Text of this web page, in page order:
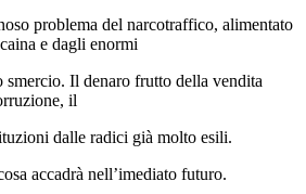
problema del narcotraffico, alimentato
e dagli enormi
Il denaro frutto della vendita
il
dalle radici già molto esili.
accadrà nell’imediato futuro.